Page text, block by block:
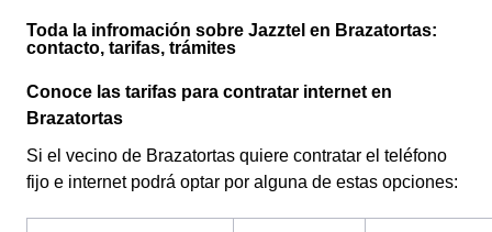
Toda la infromación sobre Jazztel en Brazatortas:
contacto, tarifas, trámites
Conoce las tarifas para contratar internet en
Brazatortas
Si el vecino de Brazatortas quiere contratar el teléfono
fijo e internet podrá optar por alguna de estas opciones: